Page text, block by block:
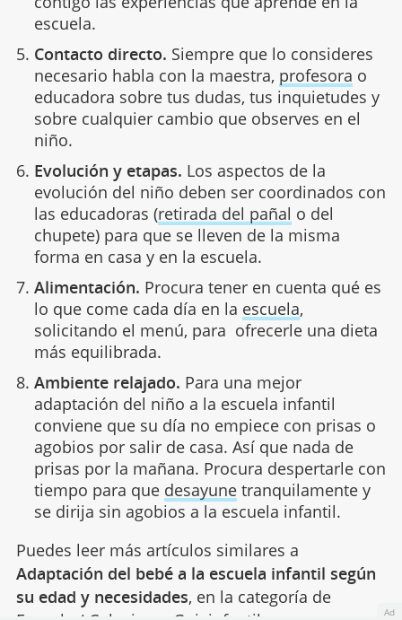
escuela.
Contacto directo. Siempre que lo consideres
necesario habla con la maestra, profesora o
educadora sobre tus dudas, tus inquietudes y
sobre cualquier cambio que observes en el
niño.
Evolución y etapas. Los aspectos de la
evolución del niño deben ser coordinados con
las educadoras (retirada del pañal o del
chupete) para que se lleven de la misma
forma en casa y en la escuela.
Alimentación. Procura tener en cuenta qué es
lo que come cada día en la escuela,
solicitando el menú, para ofrecerle una dieta
más equilibrada.
Ambiente relajado. Para una mejor
adaptación del niño a la escuela infantil
conviene que su día no empiece con prisas o
agobios por salir de casa. Así que nada de
prisas por la mañana. Procura despertarle con
tiempo para que desayunetranquilamente y
se dirija sin agobios a la escuela infantil.
Puedes leer más artículos similares a
Adaptación del bebé a la escuela infantil según
su edad y necesidades, en la categoría de
Ad